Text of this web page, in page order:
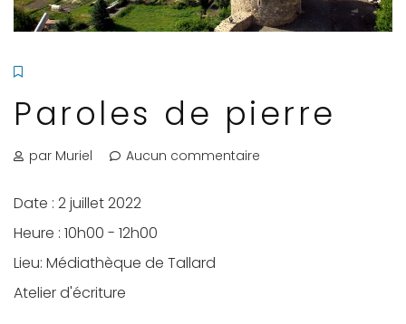
Paroles de pierre
par Muriel Aucun commentaire
Date : 2 juillet 2022
Heure : 10h00 - 12h00
Lieu: Médiathèque de Tallard
Atelier d'écriture